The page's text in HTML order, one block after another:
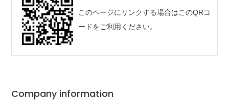
このページにリンクする場合はこのQRコ
ードをご利用ください。
Company information